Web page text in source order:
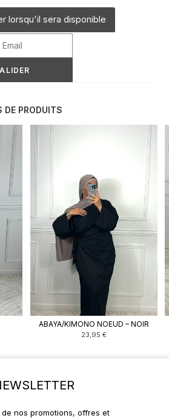
lorsqu'il sera disponible
DE PRODUITS
ABAYA/KIMONO NOEUD – NOIR
23,95 €
nos promotions, offres et